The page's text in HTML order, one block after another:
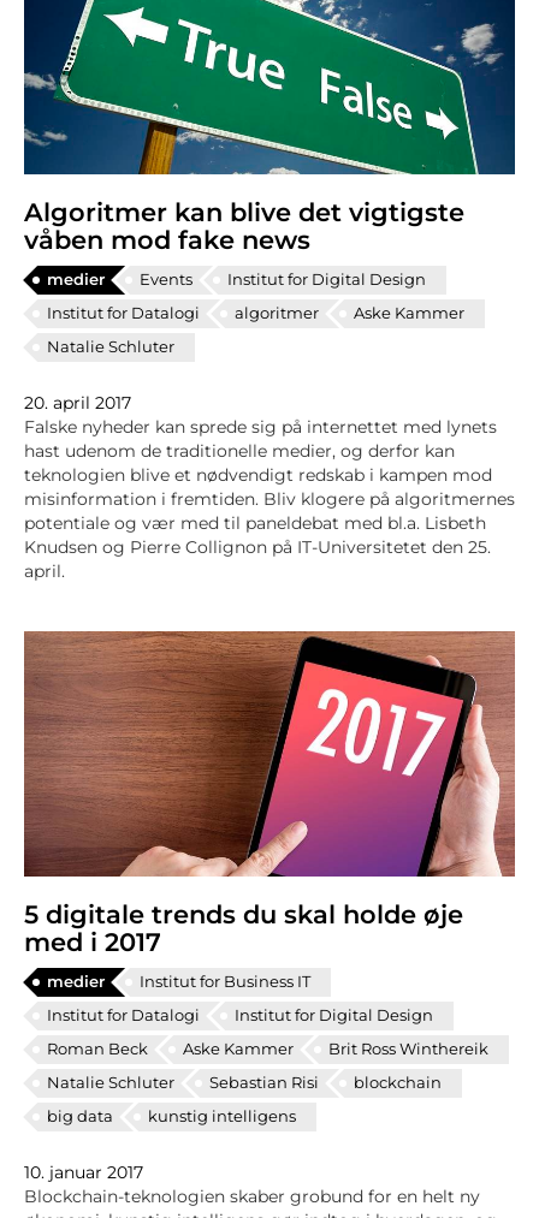
Algoritmer kan blive det vigtigste
våben mod fake news
medier Events
Institut for Digital Design
Institut for Datalogi
algoritmer
Aske Kammer
Natalie Schluter
20. april 2017
Falske nyheder kan sprede sig på internettet med lynets
hast udenom de traditionelle medier, og derfor kan
teknologien blive et nødvendigt redskab i kampen mod
misinformation i fremtiden. Bliv klogere på algoritmernes
potentiale og vær med til paneldebat med bl.a. Lisbeth
Knudsen og Pierre Collignon på IT-Universitetet den 25.
april.
5 digitale trends du skal holde øje
med i 2017
medier
Institut for Business IT
Institut for Datalogi
Institut for Digital Design
Roman Beck
Aske Kammer
Brit Ross Winthereik
Natalie Schluter
Sebastian Risi
blockchain
big data
kunstig intelligens
10. januar 2017
Blockchain-teknologien skaber grobund for en helt ny